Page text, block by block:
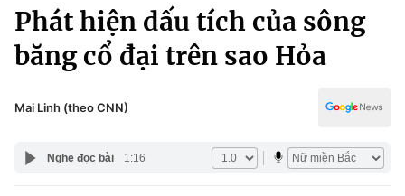
Chuyên mục
Chính trị
Pháp luật
Kinh tế
Thể thao
Truyền hình
Y tế
Công nghệ
Phát hiện dấu tích của sông
băng cổ đại trên sao Hỏa
Mai Linh (theo CNN)
Nghe đọc bài 1:16